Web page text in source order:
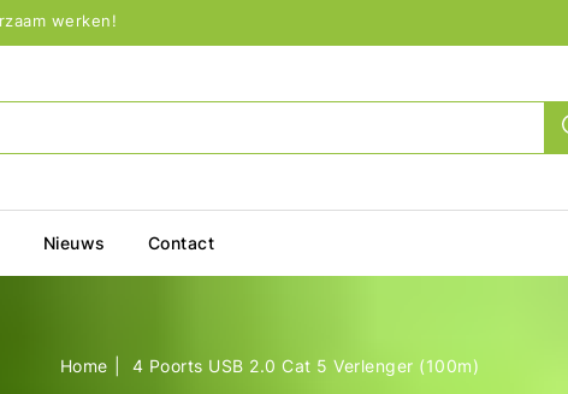
werken!
Nieuws Contact
Home 4 Poorts USB 2.0 Cat 5 Verlenger (100m)